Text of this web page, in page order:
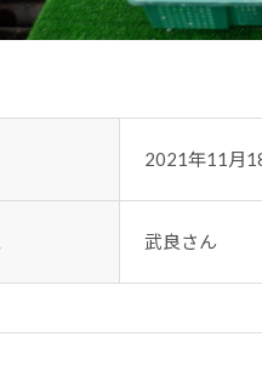
2021年11月
武良さん